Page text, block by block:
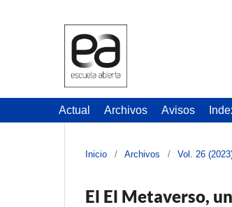
Actual Archivos Avisos
Inicio / Archivos / Vol. 26
El El Metaverso,